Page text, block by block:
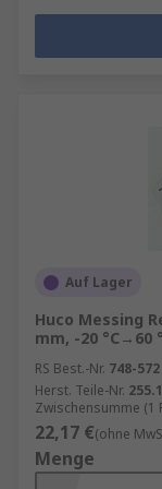
und
und
Energie
übertragen,
Luftfahrt
und
Bewegung
anderen
Auf Lager
Huco Messing
mm, -20 °C→60
RS Best.-Nr. 748-572
Herst. Teile-Nr.
Zwischensumme (1
22,17 €(ohne
Menge